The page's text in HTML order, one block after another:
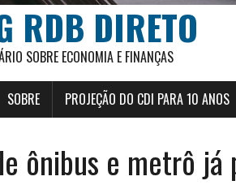
RDB DIRETO
SOBRE ECONOMIA E FINANÇAS
SOBRE PROJEÇÃO DO CDI PARA 10 ANOS
ônibus e metrô já